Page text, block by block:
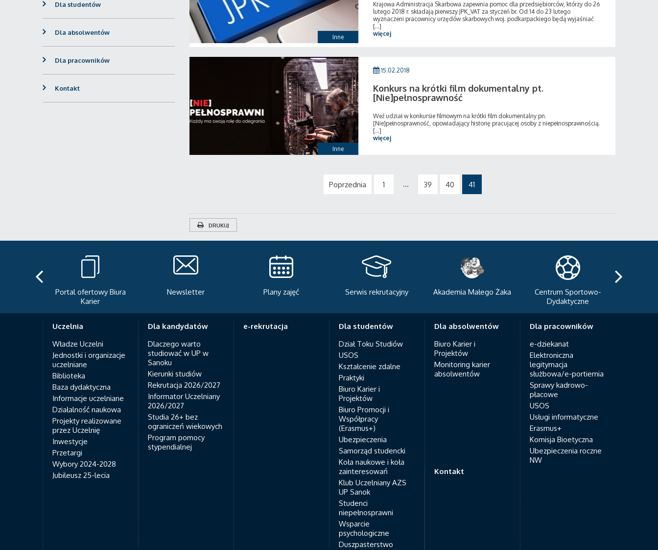
Inne
Krajowa Administracja Skarbowa zapewnia pomoc dla przedsiębiorców, którzy do 26
lutego 2018 r. składają pierwszy JPK_VAT za styczeń br. Od 14 do 23 lutego
wyznaczeni pracownicy urzędów skarbowych woj. podkarpackiego będą wyjaśniać
[...]
więcej
Inne
15.02.2018
Konkurs na krótki film dokumentalny pt.
[Nie]pełnosprawność
Weź udział w konkursie filmowym na krótki film dokumentalny pn.
[Nie]pełnosprawność, opowiadający historię pracującej osoby z niepełnosprawnością.
[...]
więcej
Poprzednia 1 ... 39 40 41
DRUKUJ
Dla studentów
Dla absolwentów
Dla pracowników
Kontakt
Portal ofertowy Biura
Karier
Newsletter Plany zajęć Serwis rekrutacyjny Akademia Małego Żaka
Centrum Sportowo-
Dydaktyczne
Uczelnia
Władze Uczelni
Jednostki i organizacje
uczelniane
Biblioteka
Baza dydaktyczna
Informacje uczelniane
Działalność naukowa
Projekty realizowane
przez Uczelnię
Inwestycje
Przetargi
Wybory 2024-2028
Jubileusz 25-lecia
Dla kandydatów
Dlaczego warto
studiować w UP w
Sanoku
Kierunki studiów
Rekrutacja 2026/2027
Informator Uczelniany
2026/2027
Studia 26+ bez
ograniczeń wiekowych
Program pomocy
stypendialnej
e-rekrutacja
Dla studentów
Dział Toku Studiów
USOS
Kształcenie zdalne
Praktyki
Biuro Karier i
Projektów
Biuro Promocji i
Współpracy
(Erasmus+)
Ubezpieczenia
Samorząd studencki
Koła naukowe i koła
zainteresowań
Klub Uczelniany AZS
UP Sanok
Studenci
niepełnosprawni
Wsparcie
psychologiczne
Duszpasterstwo
Dla absolwentów
Biuro Karier i
Projektów
Monitoring karier
absolwentów
Dla pracowników
e-dziekanat
Elektroniczna
legitymacja
służbowa/e-portiernia
Sprawy kadrowo-
płacowe
USOS
Usługi informatyczne
Erasmus+
Komisja Bioetyczna
Ubezpieczenia roczne
NW
Kontakt